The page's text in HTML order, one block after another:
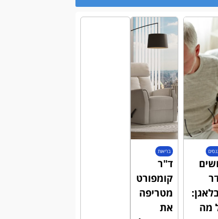
מה
בריאות
ד"ר
קומפורט
מטריפה
את